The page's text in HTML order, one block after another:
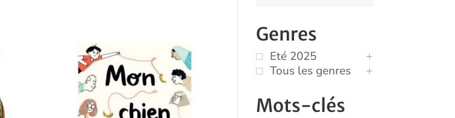
Genres
Eté 2025
Tous les genres
Mots-clés